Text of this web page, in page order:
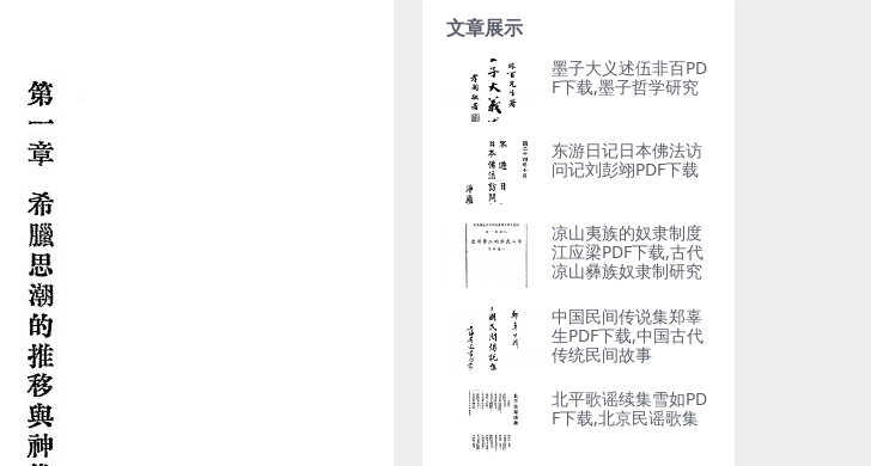
文章展示
墨子大义述伍非百PD
F下载,墨子哲学研究
东游日记日本佛法访
问记刘彭翊PDF下载
凉山夷族的奴隶制度
江应梁PDF下载,古代
凉山彝族奴隶制研究
中国民间传说集郑辜
生PDF下载,中国古代
传统民间故事
北平歌谣续集雪如PD
F下载,北京民谣歌集